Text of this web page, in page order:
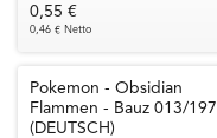
0,55 €
0,46 € Netto
Pokemon - Obsidian
Flammen - Bauz 013/197
(DEUTSCH)